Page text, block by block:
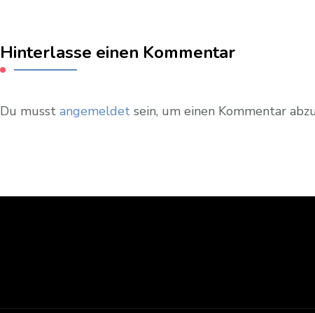
Hinterlasse einen Kommentar
Du musst angemeldetsein, um einen Kommentar